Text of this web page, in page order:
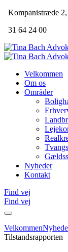
Kompanistræde
31 64 24 00
Velkommen
Om os
Områder
Nyheder
Kontakt
Find vej
Find vej
Velkommen
Tilstandsrapporten